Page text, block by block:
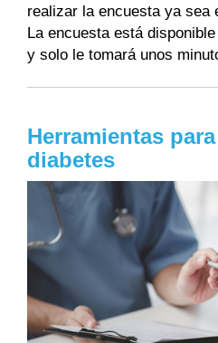
realizar la encuesta ya sea
La encuesta está
y solo le tomará unos
Herramientas
diabetes